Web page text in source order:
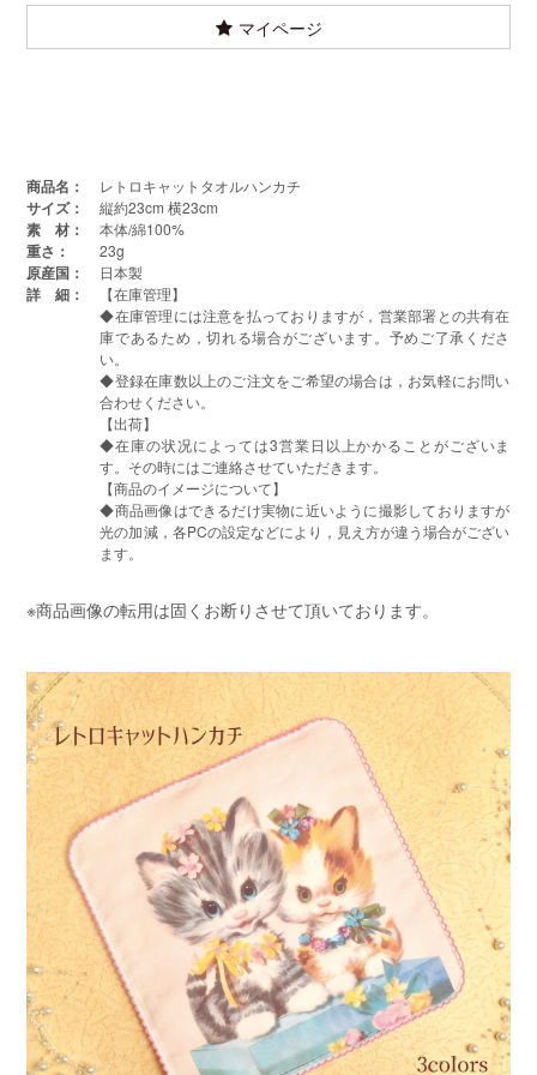
マイページ
商品名： レトロキャットタオルハンカチ
サイズ： 縦約23cm 横23cm
素 材： 本体/綿100%
重さ： 23g
原産国： 日本製
詳 細：
【在庫管理】
◆在庫管理には注意を払っておりますが，営業部署との共有在
庫であるため，切れる場合がございます。予めご了承くださ
い。
◆登録在庫数以上のご注文をご希望の場合は，お気軽にお問い
合わせください。
【出荷】
◆在庫の状况によっては3営業日以上かかることがございま
す。その時にはご連絡させていただきます。
【商品のイメージについて】
◆商品画像はできるだけ実物に近いように撮影しておりますが
光の加減，各PCの設定などにより，見え方が違う場合がござい
ます。
※商品画像の転用は固くお断りさせて頂いております。